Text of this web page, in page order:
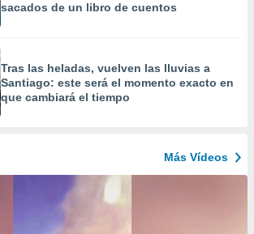
sacados de un libro de cuentos
Tras las heladas, vuelven las lluvias a
Santiago: este será el momento exacto en
que cambiará el tiempo
Más Vídeos